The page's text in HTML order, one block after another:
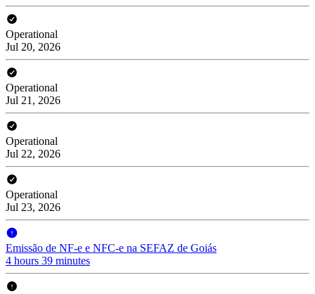
Operational
Jul 20, 2026
Operational
Jul 21, 2026
Operational
Jul 22, 2026
Operational
Jul 23, 2026
Emissão de NF-e e NFC-e na SEFAZ de Goiás
4 hours 39 minutes